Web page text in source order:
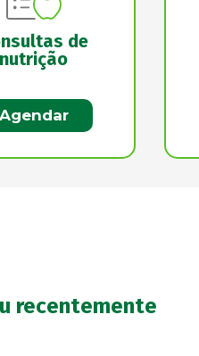
de
nutrição
Agendar
recentemente